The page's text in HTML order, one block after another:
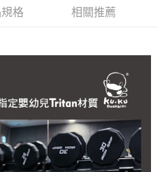
付款」的支付方式。 讓您購物簡單
需儲值。
即可結帳。
款。
運費
格 相關推薦